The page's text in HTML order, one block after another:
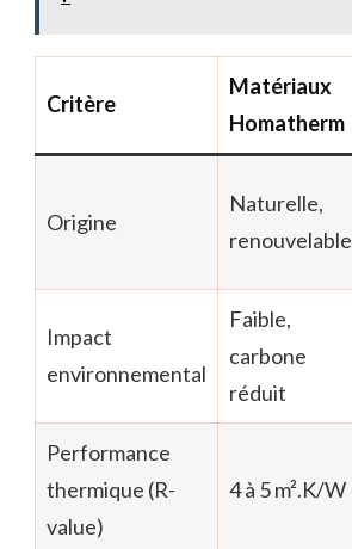
Critère
Matériaux
Homatherm
Origine
Naturelle,
renouvelable
Impact
environnemental
Faible,
carbone
réduit
Performance
thermique (R-
value)
4 à 5 m².K/W